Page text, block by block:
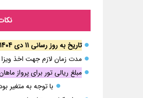
نکات و
تاریخ به روز رسانی 11 دی 1404
مدت زمان لازم جهت اخذ ویزا 2 الی 3 هفته می‌باشد.
مبلغ ریالی تور برای پرواز ماهان 89 تا 99 میلیون تومان و برای سایر پرواز ها (امارات، قطر و ...) با توجه به ترانزیت تایم و تاریخ پرواز 109 تا 119 میلیون تومان
با توجه به متغیر بودن قیمت